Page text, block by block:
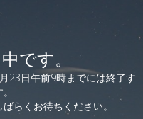
です。
23日午前9時までには終了す
らくお待ちください。